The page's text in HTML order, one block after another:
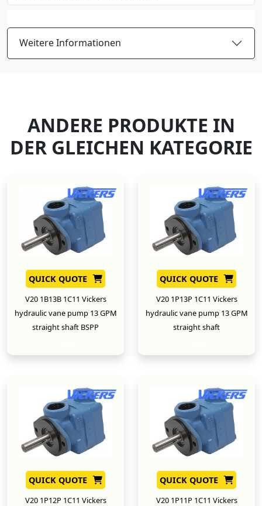
Weitere Informationen
ANDERE PRODUKTE IN
DER GLEICHEN KATEGORIE
QUICK QUOTE
V20 1B13B 1C11 Vickers
hydraulic vane pump 13 GPM
straight shaft BSPP
QUICK QUOTE
V20 1P13P 1C11 Vickers
hydraulic vane pump 13 GPM
straight shaft
QUICK QUOTE
V20 1P12P 1C11 Vickers
QUICK QUOTE
V20 1P11P 1C11 Vickers